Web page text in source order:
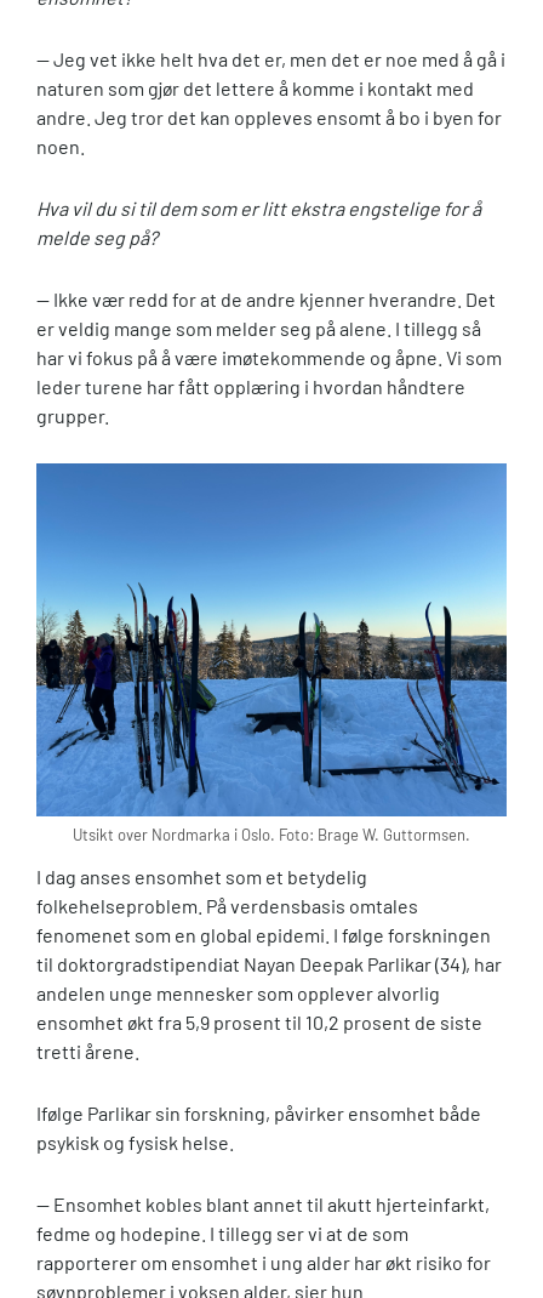
— Jeg vet ikke helt hva det er, men det er noe med å gå i
naturen som gjør det lettere å komme i kontakt med
andre. Jeg tror det kan oppleves ensomt å bo i byen for
noen.
Hva vil du si til dem som er litt ekstra engstelige for å
melde seg på?
— Ikke vær redd for at de andre kjenner hverandre. Det
er veldig mange som melder seg på alene. I tillegg så
har vi fokus på å være imøtekommende og åpne. Vi som
leder turene har fått opplæring i hvordan håndtere
grupper.
Utsikt over Nordmarka i Oslo. Foto: Brage W. Guttormsen.
I dag anses ensomhet som et betydelig
folkehelseproblem. På verdensbasis omtales
fenomenet som en global epidemi. I følge forskningen
til doktorgradstipendiat Nayan Deepak Parlikar (34), har
andelen unge mennesker som opplever alvorlig
ensomhet økt fra 5,9 prosent til 10,2 prosent de siste
tretti årene.
Ifølge Parlikar sin forskning, påvirker ensomhet både
psykisk og fysisk helse.
— Ensomhet kobles blant annet til akutt hjerteinfarkt,
fedme og hodepine. I tillegg ser vi at de som
rapporterer om ensomhet i ung alder har økt risiko for
søvnproblemer i voksen alder, sier hun.